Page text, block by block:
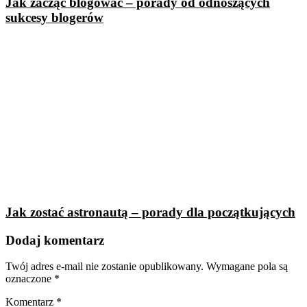
sukcesy blogerów
Jak zostać astronautą – porady dla początkujących
Dodaj komentarz
Twój adres e-mail nie zostanie opublikowany. Wymagane pola są
oznaczone *
Komentarz *